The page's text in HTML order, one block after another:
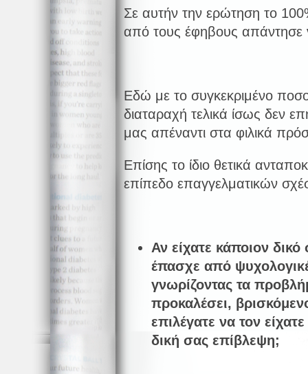
Σε αυτήν την ερώτηση το
από τους έφηβους απάντησε
Εδώ με το συγκεκριμένο
διαταραχή τελικά ίσως δεν
μας απέναντι στα φιλικά
Επίσης το ίδιο θετικά
επίπεδο επαγγελματικών
Αν είχατε κάποιον
έπασχε από
γνωρίζοντας τα
προκαλέσει,
επιλέγατε να τον
δική σας επίβλεψη;